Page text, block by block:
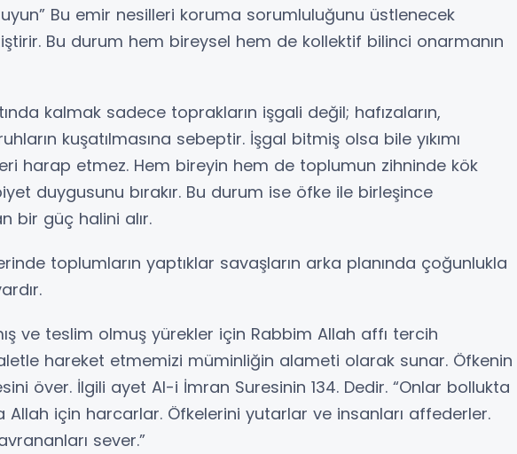
Bu emir nesilleri koruma sorumluluğunu üstlenecek
Bu durum hem bireysel hem de kollektif bilinci onarmanın
kalmak sadece toprakların işgali değil; hafızaların,
kuşatılmasına sebeptir. İşgal bitmiş olsa bile yıkımı
harap etmez. Hem bireyin hem de toplumun zihninde kök
duygusunu bırakır. Bu durum ise öfke ile birleşince
bir güç halini alır.
toplumların yaptıklar savaşların arka planında çoğunlukla
ve teslim olmuş yürekler için Rabbim Allah affı tercih
hareket etmemizi müminliğin alameti olarak sunar. Öfkenin
över. İlgili ayet Al-i İmran Suresinin 134. Dedir. “Onlar bollukta
Allah için harcarlar. Öfkelerini yutarlar ve insanları affederler.
sever.”